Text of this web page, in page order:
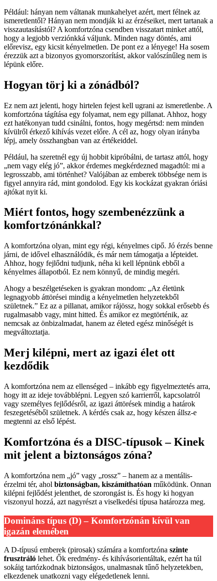
Például: hányan nem váltanak munkahelyet azért, mert félnek az
ismeretlentől? Hányan nem mondják ki az érzéseiket, mert tartanak a
visszautasítástól? A komfortzóna csendben visszatart minket attól,
hogy a legjobb verziónkká váljunk. Minden nagy döntés, ami
előrevisz, egy kicsit kényelmetlen. De pont ez a lényege! Ha sosem
érezzük azt a bizonyos gyomorszorítást, akkor valószínűleg nem is
lépünk előre.
Hogyan törj ki a zónádból?
Ez nem azt jelenti, hogy hirtelen fejest kell ugrani az ismeretlenbe. A
komfortzóna tágítása egy folyamat, nem egy pillanat. Ahhoz, hogy
ezt hatékonyan tudd csinálni, fontos, hogy megértsd: nem minden
kívülről érkező kihívás vezet előre. A cél az, hogy olyan irányba
lépj, amely összhangban van az értékeiddel.
Például, ha szeretnél egy új hobbit kipróbálni, de tartasz attól, hogy
„nem vagy elég jó”, akkor érdemes megkérdezned magadtól: mi a
legrosszabb, ami történhet? Valójában az emberek többsége nem is
figyel annyira rád, mint gondolod. Egy kis kockázat gyakran óriási
ajtókat nyit ki.
Miért fontos, hogy szembenézzünk a
komfortzónánkkal?
A komfortzóna olyan, mint egy régi, kényelmes cipő. Jó érzés benne
járni, de idővel elhasználódik, és már nem támogatja a lépteidet.
Ahhoz, hogy fejlődni tudjunk, néha ki kell lépnünk ebből a
kényelmes állapotból. Ez nem könnyű, de mindig megéri.
Ahogy a beszélgetéseken is gyakran mondom: „Az életünk
legnagyobb áttörései mindig a kényelmetlen helyzetekből
születnek.” Ez az a pillanat, amikor rájössz, hogy sokkal erősebb és
rugalmasabb vagy, mint hitted. És amikor ez megtörténik, az
nemcsak az önbizalmadat, hanem az életed egész minőségét is
megváltoztatja.
Merj kilépni, mert az igazi élet ott
kezdődik
A komfortzóna nem az ellenséged – inkább egy figyelmeztetés arra,
hogy itt az ideje továbblépni. Legyen szó karrierről, kapcsolatról
vagy személyes fejlődésről, az igazi áttörések mindig a határok
feszegetéséből születnek. A kérdés csak az, hogy készen állsz-e
megtenni az első lépést.
Komfortzóna és a DISC-típusok – Kinek
mit jelent a biztonságos zóna?
A komfortzóna nem „jó” vagy „rossz” – hanem az a mentális-
érzelmi tér, ahol biztonságban, kiszámíthatóan működünk. Onnan
kilépni fejlődést jelenthet, de szorongást is. És hogy ki hogyan
viszonyul hozzá, azt nagyrészt a viselkedési típusa határozza meg.
Domináns típus (D) – Komfortzónán kívül van
igazán elemében
A D-típusú emberek (pirosak) számára a komfortzóna szinte
frusztráló lehet. Ők eredmény- és kihívásorientáltak, ezért ha túl
sokáig tartózkodnak biztonságos, unalmasnak tűnő helyzetekben,
elkezdenek unatkozni vagy elégedetlenek lenni.